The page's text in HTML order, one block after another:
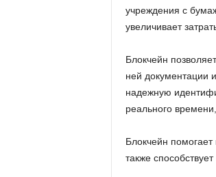
учре­жде­ния с
уве­ли­чи­ва­ет
Блок­чейн
ней до­ку­мен­та­ции
на­деж­ную
ре­аль­но­го
Блок­чейн
также